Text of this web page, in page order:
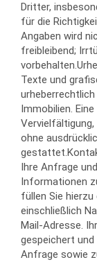
Dritter,
für die
Angaben wird
freibleibend;
Texte und
Immobilien.
ohne
Ihre Anfrage
Informationen
füllen Sie
einschließlich
Mail-Adresse.
gespeichert
Anfrage sowie